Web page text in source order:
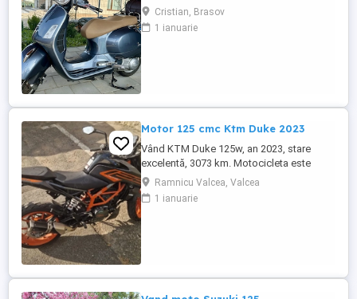
Faco (montat 2026), geanta portbagaj
Classic; prelungitor scarite pasager;
suspensie fata Bitubo si frane fata spate
Cristian, Brasov
1 ianuarie
Motor 125 cmc Ktm Duke 2023
Vând KTM Duke 125w, an 2023, stare
excelentă, 3073 km. Motocicleta este
ideală pentru începători sau pentru oraș.
Fără daune, lovituri!
Ramnicu Valcea, Valcea
1 ianuarie